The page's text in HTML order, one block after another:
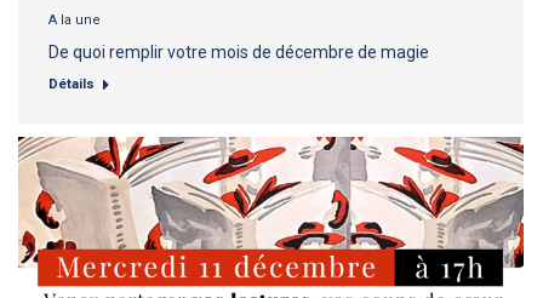
A la une
De quoi remplir votre mois de décembre de magie
Détails